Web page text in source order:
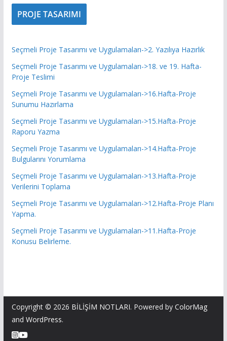
PROJE TASARIMI
Seçmeli Proje Tasarımı ve Uygulamaları->2. Yazılıya Hazırlık
Seçmeli Proje Tasarımı ve Uygulamaları->18. ve 19. Hafta-
Proje Teslimi
Seçmeli Proje Tasarımı ve Uygulamaları->16.Hafta-Proje
Sunumu Hazırlama
Seçmeli Proje Tasarımı ve Uygulamaları->15.Hafta-Proje
Raporu Yazma
Seçmeli Proje Tasarımı ve Uygulamaları->14.Hafta-Proje
Bulgularını Yorumlama
Seçmeli Proje Tasarımı ve Uygulamaları->13.Hafta-Proje
Verilerini Toplama
Seçmeli Proje Tasarımı ve Uygulamaları->12.Hafta-Proje Planı
Yapma.
Seçmeli Proje Tasarımı ve Uygulamaları->11.Hafta-Proje
Konusu Belirleme.
Copyright © 2026 BİLİŞİM NOTLARI. Powered by ColorMag
and WordPress.